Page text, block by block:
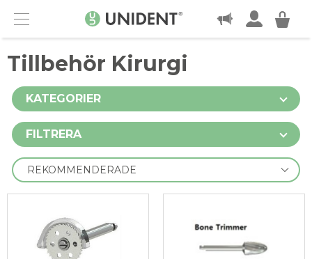
Menu
KONTAKT
Tillbehör Kirurgi
KATEGORIER
FILTRERA